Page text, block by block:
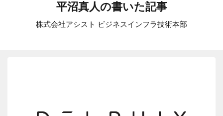
平沼真人の書いた記事
株式会社アシスト ビジネスインフラ技術本部